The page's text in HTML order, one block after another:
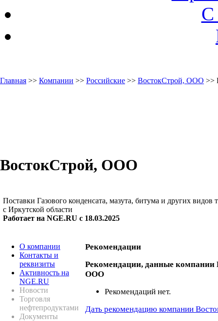
С
Главная >> Компании >> Российские >> ВостокСтрой, ООО >>
ВостокСтрой, ООО
Поставки Газового конденсата, мазута, битума и других видов
с Иркутской области
Работает на NGE.RU с 18.03.2025
О компании
Контакты и
реквизиты
Активность на
NGE.RU
Новости
Торговля
нефтепродуктами
Документы
Рекомендации
Рекомендации, данные компании
ООО
Рекомендаций нет.
Дать рекомендацию компании